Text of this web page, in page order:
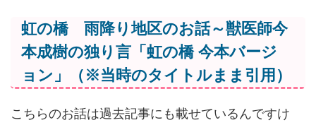
虹の橋 雨降り地区のお話～獣医師今
本成樹の独り言「虹の橋 今本バージ
ョン」（※当時のタイトルまま引用）
こちらのお話は過去記事にも載せているんですけ